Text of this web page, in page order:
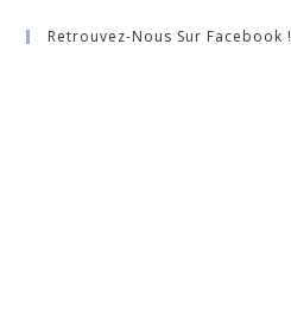
Retrouvez-Nous Sur Facebook !